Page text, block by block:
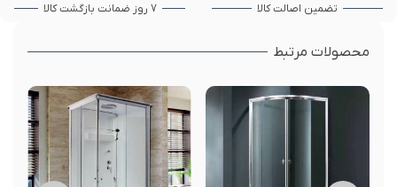
تضمین اصالت کالا 7 روز ضمانت بازگشت کالا
محصولات مرتبط